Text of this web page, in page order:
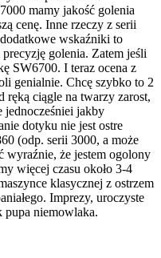
mamy jakość golenia
cenę. Inne rzeczy z serii
wskaźniki to
golenia. Zatem jeśli
SW6700. I teraz ocena z
genialnie. Chcę szybko to 2
ręką ciągle na twarzy zarost,
jednocześniei jakby
dotyku nie jest ostre
(odp. serii 3000, a może
wyraźnie, że jestem ogolony
więcej czasu około 3-4
klasycznej z ostrzem
Imprezy, uroczyste
pupa niemowlaka.